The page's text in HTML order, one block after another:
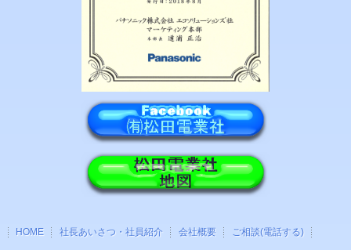
HOME 社長あいさつ・社員紹介 会社概要 ご相談(電話する)